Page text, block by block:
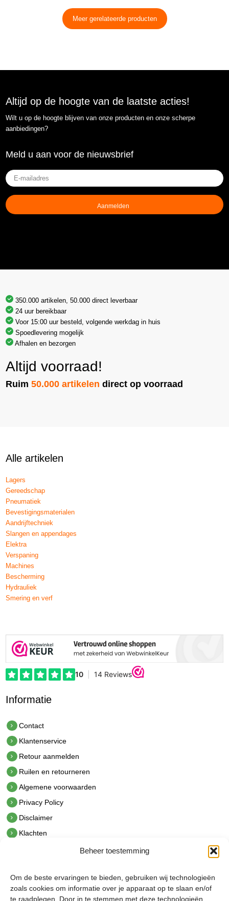
Beheer toestemming
Om de beste ervaringen te bieden, gebruiken wij technologieën
zoals cookies om informatie over je apparaat op te slaan en/of
te raadplegen. Door in te stemmen met deze technologieën
Meer gerelateerde producten
Altijd op de hoogte van de laatste acties!
Wilt u op de hoogte blijven van onze producten en onze scherpe
aanbiedingen?
Meld u aan voor de nieuwsbrief
E-
mailadres
(Vereist)
350.000 artikelen, 50.000 direct leverbaar
24 uur bereikbaar
Voor 15:00 uur besteld, volgende werkdag in huis
Spoedlevering mogelijk
Afhalen en bezorgen
Altijd voorraad!
Ruim50.000 artikelen direct op voorraad
Alle artikelen
Lagers
Gereedschap
Pneumatiek
Bevestigingsmaterialen
Aandrijftechniek
Slangen en appendages
Elektra
Verspaning
Machines
Bescherming
Hydrauliek
Smering en verf
Informatie
Contact
Klantenservice
Retour aanmelden
Ruilen en retourneren
Algemene voorwaarden
Privacy Policy
Disclaimer
Klachten
hetindustriehuis B.V.
De Hoek 1 1601 MR Enkhuizen
t.0228 53 00 40